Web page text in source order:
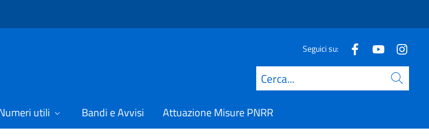
Seguici su:
Cerca
utili Bandi e Avvisi Attuazione Misure PNRR